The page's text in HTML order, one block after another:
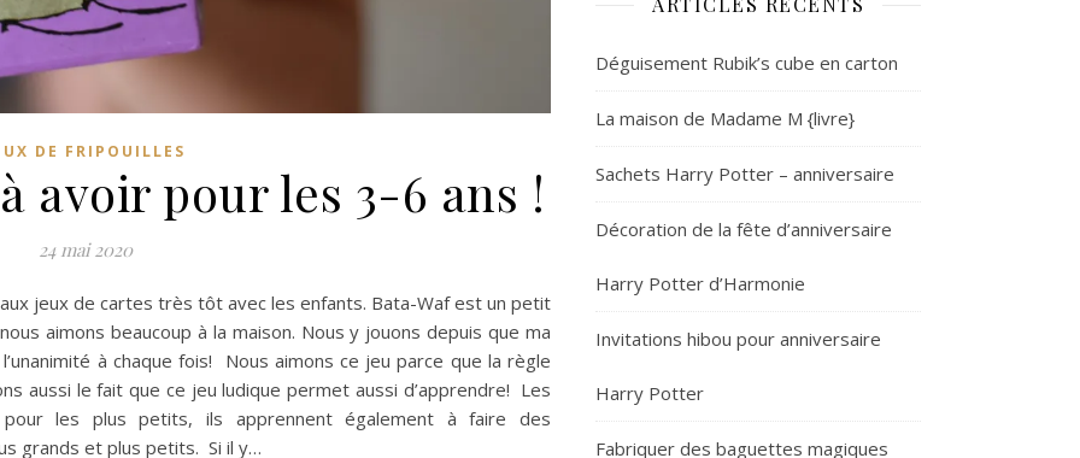
DE FRIPOUILLES
avoir pour les 3-6 ans !
24 mai 2020
jeux de cartes très tôt avec les enfants. Bata-Waf est un petit
aimons beaucoup à la maison. Nous y jouons depuis que ma
à chaque fois! Nous aimons ce jeu parce que la règle
aussi le fait que ce jeu ludique permet aussi d’apprendre! Les
les plus petits, ils apprennent également à faire des
grands et plus petits. Si il y…
Déguisement Rubik’s cube en carton
La maison de Madame M {livre}
Sachets Harry Potter – anniversaire
Décoration de la fête d’anniversaire
Harry Potter d’Harmonie
Invitations hibou pour anniversaire
Harry Potter
Fabriquer des baguettes magiques